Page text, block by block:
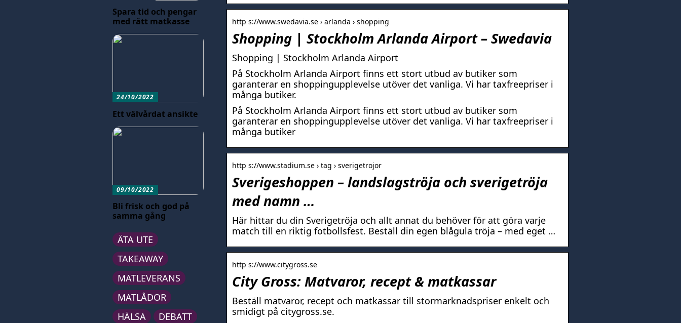
http s://www.swedavia.se › arlanda › shopping
Shopping | Stockholm Arlanda Airport – Swedavia
Shopping | Stockholm Arlanda Airport
På Stockholm Arlanda Airport finns ett stort utbud av butiker som
garanterar en shoppingupplevelse utöver det vanliga. Vi har taxfreepriser i
många butiker.
På Stockholm Arlanda Airport finns ett stort utbud av butiker som
garanterar en shoppingupplevelse utöver det vanliga. Vi har taxfreepriser i
många butiker
http s://www.stadium.se › tag › sverigetrojor
Sverigeshoppen – landslagströja och sverigetröja
med namn …
Här hittar du din Sverigetröja och allt annat du behöver för att göra varje
match till en riktig fotbollsfest. Beställ din egen blågula tröja – med eget …
http s://www.citygross.se
City Gross: Matvaror, recept & matkassar
Beställ matvaror, recept och matkassar till stormarknadspriser enkelt och
smidigt på citygross.se.
Spara tid och pengar
med rätt matkasse
24/10/2022
Ett välvårdat ansikte
09/10/2022
Bli frisk och god på
samma gång
ÄTA UTE
TAKEAWAY
MATLEVERANS
MATLÅDOR
HÄLSA
DEBATT